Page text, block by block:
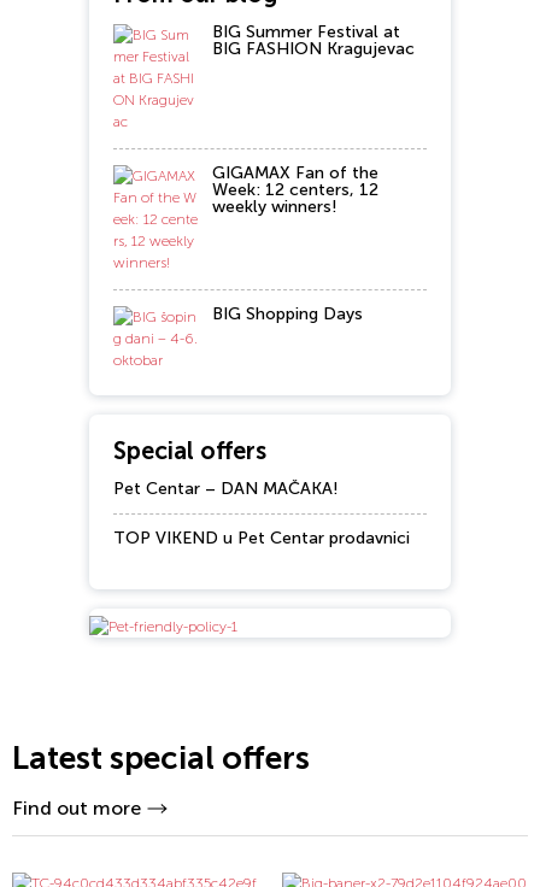
BIG Summer Festival at
BIG FASHION Kragujevac
GIGAMAX Fan of the
Week: 12 centers, 12
weekly winners!
BIG Shopping Days
Special offers
Pet Centar – DAN MAČAKA!
TOP VIKEND u Pet Centar prodavnici
Latest special offers
Find out more